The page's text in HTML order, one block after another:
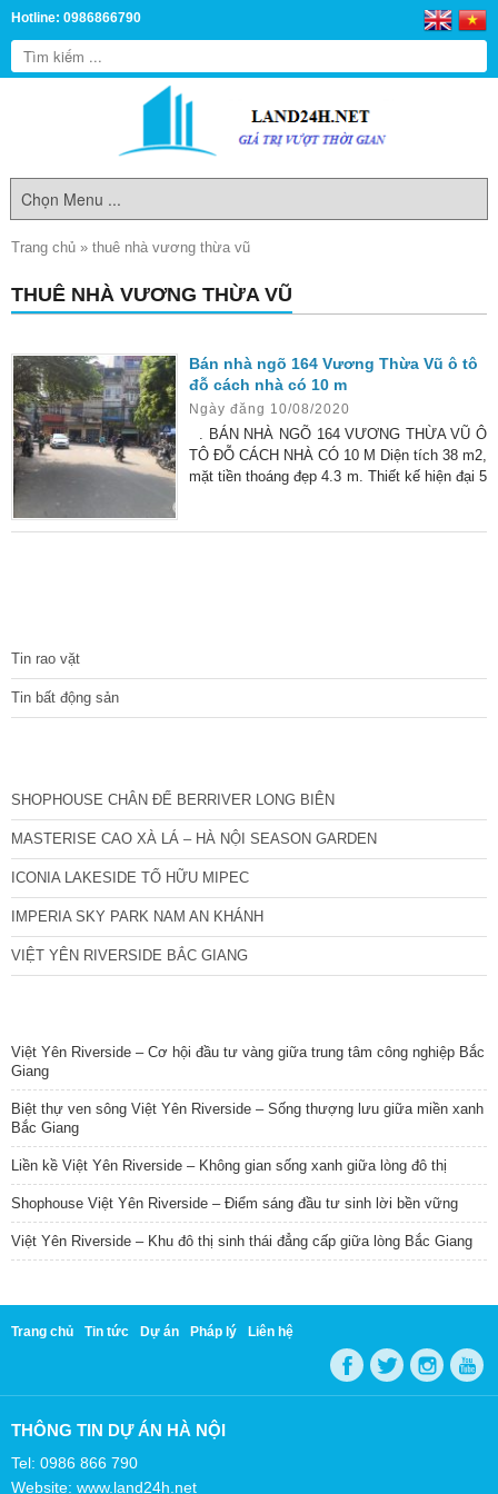
Hotline: 0986866790
Trang chủ » thuê nhà vương thừa vũ
THUÊ NHÀ VƯƠNG THỪA VŨ
Bán nhà ngõ 164 Vương Thừa Vũ ô tô
đỗ cách nhà có 10 m
Ngày đăng 10/08/2020
. BÁN NHÀ NGÕ 164 VƯƠNG THỪA VŨ Ô
TÔ ĐỖ CÁCH NHÀ CÓ 10 M Diện tích 38 m2,
mặt tiền thoáng đẹp 4.3 m. Thiết kế hiện đại 5
Tin rao vặt
Tin bất động sản
SHOPHOUSE CHÂN ĐẾ BERRIVER LONG BIÊN
MASTERISE CAO XÀ LÁ – HÀ NỘI SEASON GARDEN
ICONIA LAKESIDE TỐ HỮU MIPEC
IMPERIA SKY PARK NAM AN KHÁNH
VIỆT YÊN RIVERSIDE BẮC GIANG
Việt Yên Riverside – Cơ hội đầu tư vàng giữa trung tâm công nghiệp Bắc
Giang
Biệt thự ven sông Việt Yên Riverside – Sống thượng lưu giữa miền xanh
Bắc Giang
Liền kề Việt Yên Riverside – Không gian sống xanh giữa lòng đô thị
Shophouse Việt Yên Riverside – Điểm sáng đầu tư sinh lời bền vững
Việt Yên Riverside – Khu đô thị sinh thái đẳng cấp giữa lòng Bắc Giang
Trang chủ Tin tức Dự án Pháp lý Liên hệ
THÔNG TIN DỰ ÁN HÀ NỘI
Tel: 0986 866 790
Website: www.land24h.net